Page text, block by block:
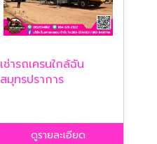
เช่ารถเครนใกล้ฉัน
สมุทรปราการ
ดูรายละเอียด